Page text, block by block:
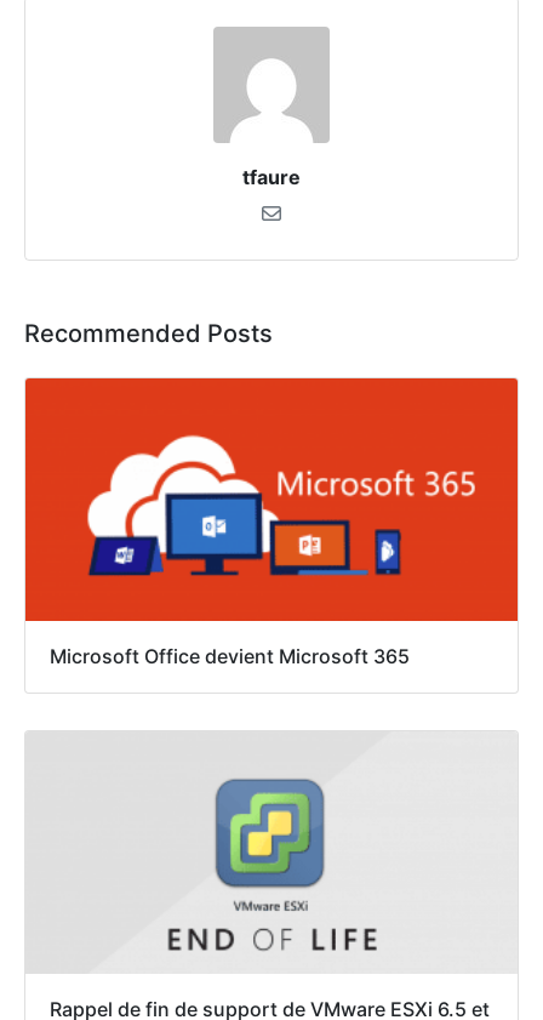
tfaure
Recommended Posts
Microsoft Office devient Microsoft 365
Rappel de fin de support de VMware ESXi 6.5 et